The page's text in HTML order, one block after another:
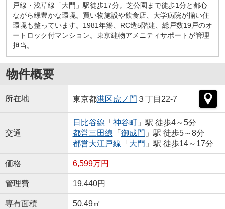
戸線・浅草線「大門」駅徒歩17分。芝公園まで徒歩1分と都心
ながら緑豊かな環境。買い物施設や飲食店、大学病院が揃い住
環境も整っています。1981年築、RC造5階建、総戸数19戸のオ
ートロック付マンション。東京建物アメニティサポートが管理
担当。
物件概要
所在地 東京都港区虎ノ門 ３丁目22-7
交通
日比谷線 「 神谷町」駅 徒歩4～5分
都営三田線 「 御成門 」駅 徒歩5～8分
都営大江戸線 「 大門 」駅 徒歩14～17分
価格 6,599万円
管理費 19,440円
専有面積 50.49㎡